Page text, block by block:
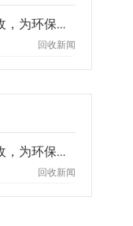
无锡废木头回收，为环保助力
回收新闻
无锡废木头回收，为环保助力
回收新闻